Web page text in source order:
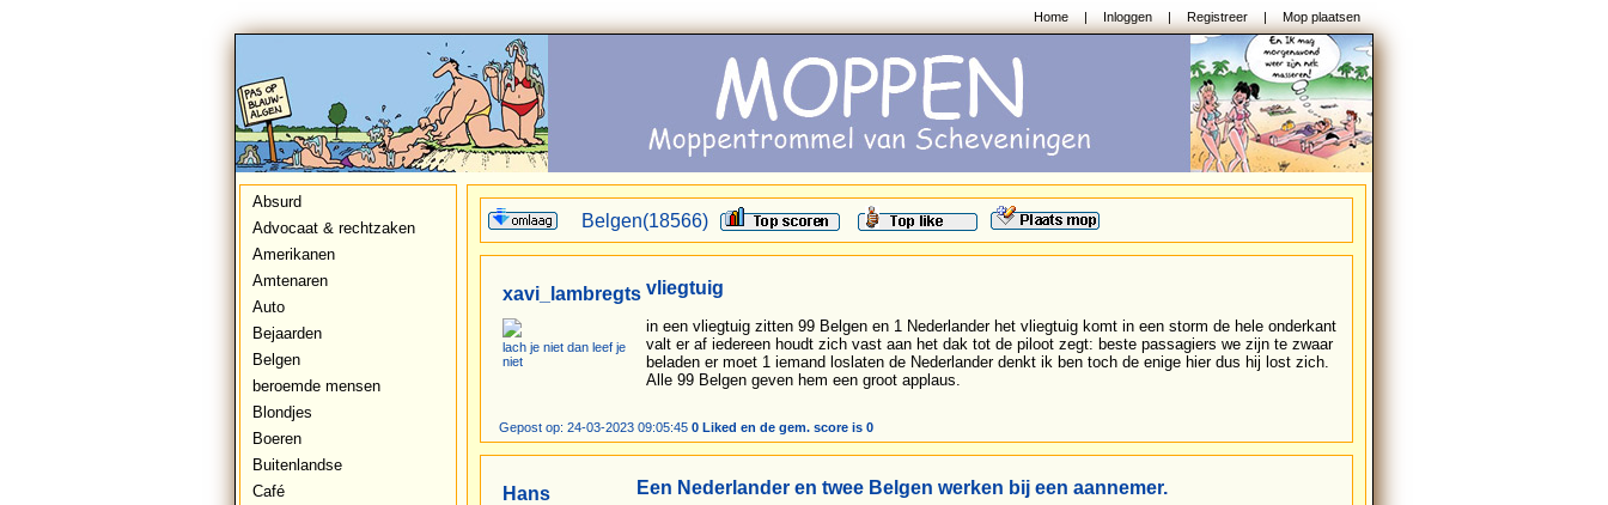
Home | Inloggen | Registreer | Mop plaatsen
Absurd
Advocaat & rechtzaken
Amerikanen
Amtenaren
Auto
Bejaarden
Belgen
beroemde mensen
Blondjes
Boeren
Buitenlandse
Café
Belgen(18566)
xavi_lambregts
lach je niet dan leef je
niet
vliegtuig
in een vliegtuig zitten 99 Belgen en 1 Nederlander het vliegtuig komt in een storm de hele onderkant
valt er af iedereen houdt zich vast aan het dak tot de piloot zegt: beste passagiers we zijn te zwaar
beladen er moet 1 iemand loslaten de Nederlander denkt ik ben toch de enige hier dus hij lost zich.
Alle 99 Belgen geven hem een groot applaus.
Gepost op: 24-03-2023 09:05:45 0 Liked en de gem. score is 0
Hans Een Nederlander en twee Belgen werken bij een aannemer.